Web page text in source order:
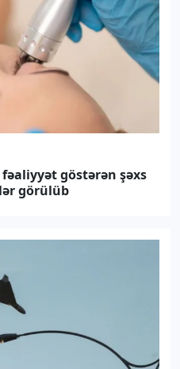
göstərən şəxs
görülüb